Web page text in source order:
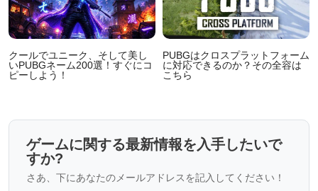
クールでユニーク、そして美し
いPUBGネーム200選！すぐにコ
ピーしよう！
PUBGはクロスプラットフォーム
に対応できるのか？その全容は
こちら
ゲームに関する最新情報を入手したいで
すか?
さあ、下にあなたのメールアドレスを記入してください！